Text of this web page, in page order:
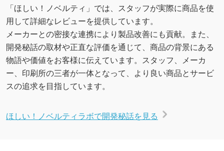
「ほしい！ノベルティ」では、スタッフが実際に商品を使
用して詳細なレビューを提供しています。
メーカーとの密接な連携により製品改善にも貢献。また、
開発秘話の取材や正直な評価を通じて、商品の背景にある
物語や価値をお客様に伝えています。スタッフ、メーカ
ー、印刷所の三者が一体となって、より良い商品とサービ
スの追求を目指しています。
ほしい！ノベルティラボで開発秘話を見る